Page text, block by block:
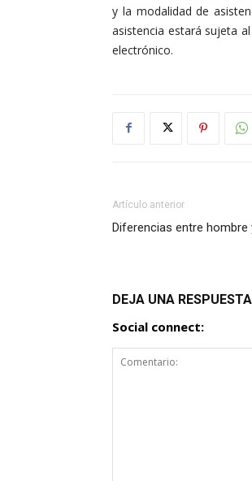
y la modalidad de
asistencia estará sujeta
electrónico.
Artículo anterior
Diferencias entre
DEJA UNA RESPUESTA
Social connect: